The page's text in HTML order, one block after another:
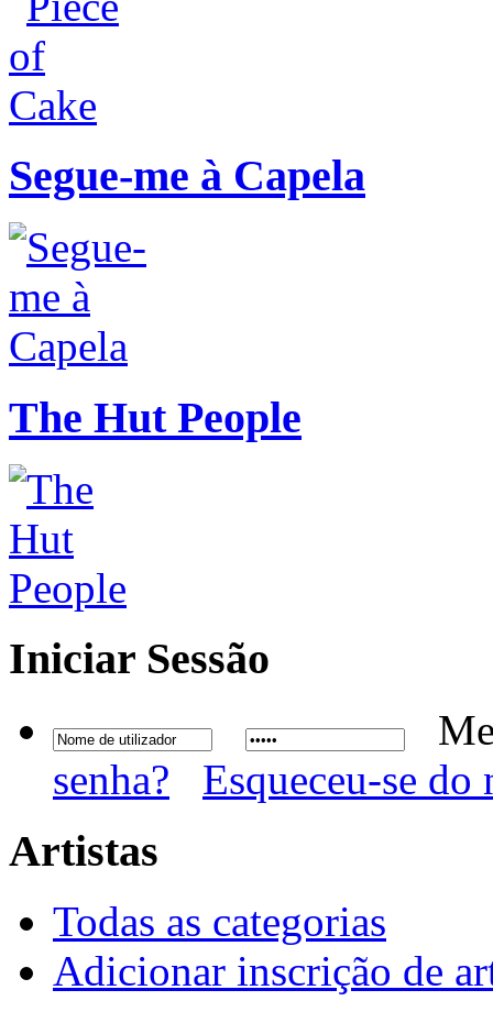
Segue-me à Capela
The Hut People
Iniciar Sessão
senha?
Esqueceu-se
Artistas
Todas as categorias
Adicionar inscrição de